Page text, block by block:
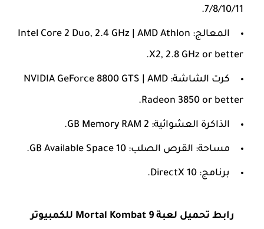
7/8/10/11.
المعالج: Intel Core 2 Duo, 2.4 GHz | AMD Athlon
X2, 2.8 GHz or better.
كرت الشاشة: NVIDIA GeForce 8800 GTS | AMD
Radeon 3850 or better.
الذاكرة العشوائية: 2 GB Memory RAM.
مساحة: القرص الصلب: 10 GB Available Space.
برنامج: DirectX 10.
رابط تحميل لعبة Mortal Kombat 9 للكمبيوتر